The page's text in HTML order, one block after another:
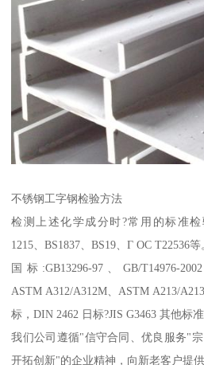
不锈钢工字钢检验方法
检测上述化学成分时?常用的标准检
1215、BS1837、BS19、Г ОС Т22536等
国标:GB13296-97、GB/T14976-
ASTM A312/A312M、ASTM A213/
标，DIN 2462 日标?JIS G3463 其他标
我们公司遵循"信守合同、优良服务"
开拓创新"的企业精神，向新老客户提供